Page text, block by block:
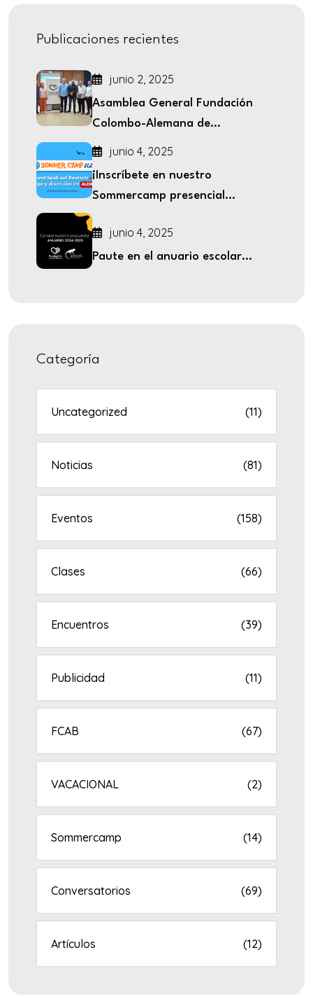
Publicaciones recientes
junio 2, 2025
Asamblea General Fundación
Colombo-Alemana de...
junio 4, 2025
¡Inscríbete en nuestro
Sommercamp presencial...
junio 4, 2025
Paute en el anuario escolar...
Categoría
Uncategorized (11)
Noticias (81)
Eventos (158)
Clases (66)
Encuentros (39)
Publicidad (11)
FCAB (67)
VACACIONAL (2)
Sommercamp (14)
Conversatorios (69)
Artículos (12)